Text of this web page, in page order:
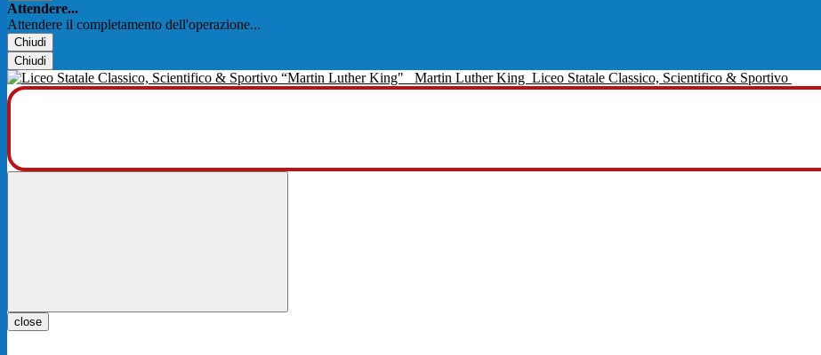
Attendere...
Attendere il completamento dell'operazione...
Chiudi
Chiudi
Martin Luther King Liceo Statale Classico, Scientifico & Sportivo
close